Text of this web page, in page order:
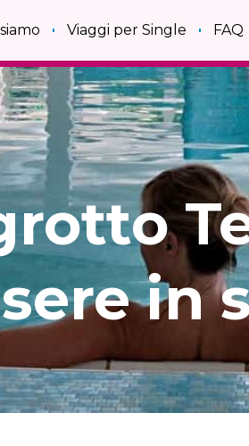
Viaggi per Single FAQ
in